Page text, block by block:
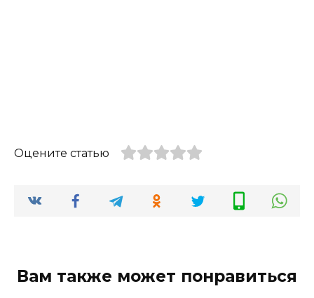
Оцените статью
Вам также может понравиться